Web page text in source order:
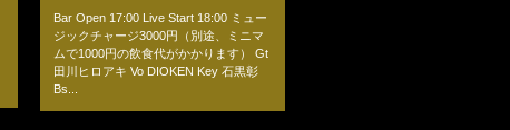
Bar Open 17:00 Live Start 18:00 ミュー
ジックチャージ3000円（別途、ミニマ
ムで1000円の飲食代がかかります） Gt
田川ヒロアキ Vo DIOKEN Key 石黒彰
Bs...